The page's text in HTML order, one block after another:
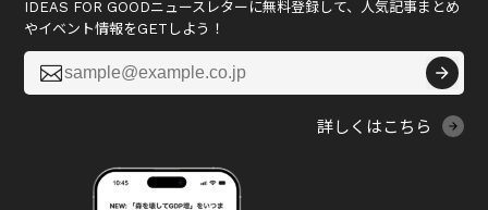
IDEAS FOR GOODニュースレターに無料登録して、人気記事まとめ
やイベント情報をGETしよう！

詳しくはこちら